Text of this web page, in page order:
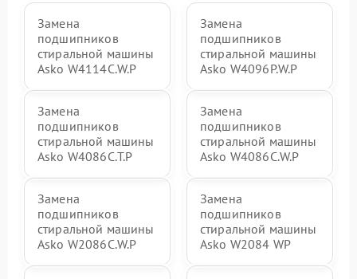
Замена
подшипников
стиральной машины
Asko W4114C.W.P
Замена
подшипников
стиральной машины
Asko W4096P.W.P
Замена
подшипников
стиральной машины
Asko W4086C.T.P
Замена
подшипников
стиральной машины
Asko W4086C.W.P
Замена
подшипников
стиральной машины
Asko W2086C.W.P
Замена
подшипников
стиральной машины
Asko W2084 WP